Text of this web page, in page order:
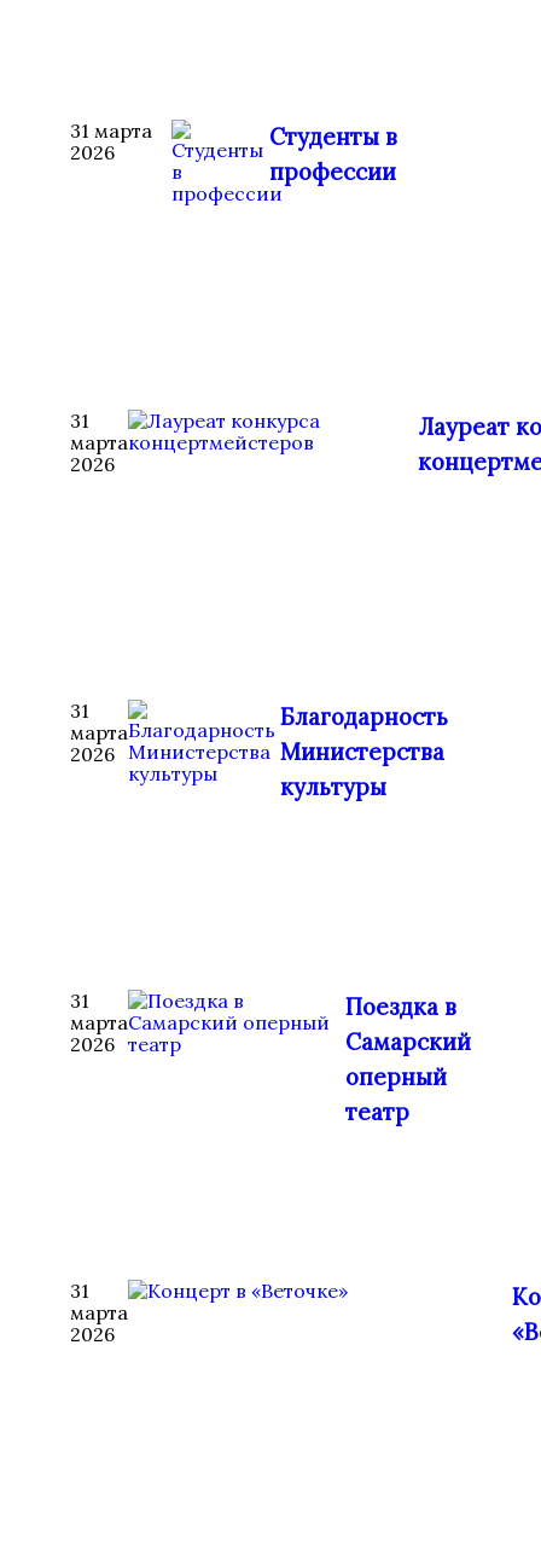
31 марта
2026
Студенты в
профессии
31
марта
2026
Лауреат
31
марта
2026
Благодарность
Министерства
культуры
31
марта
2026
Поездка в
Самарский
оперный
театр
31
марта
2026